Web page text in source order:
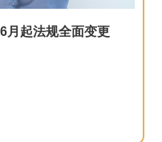
起法规全面变更